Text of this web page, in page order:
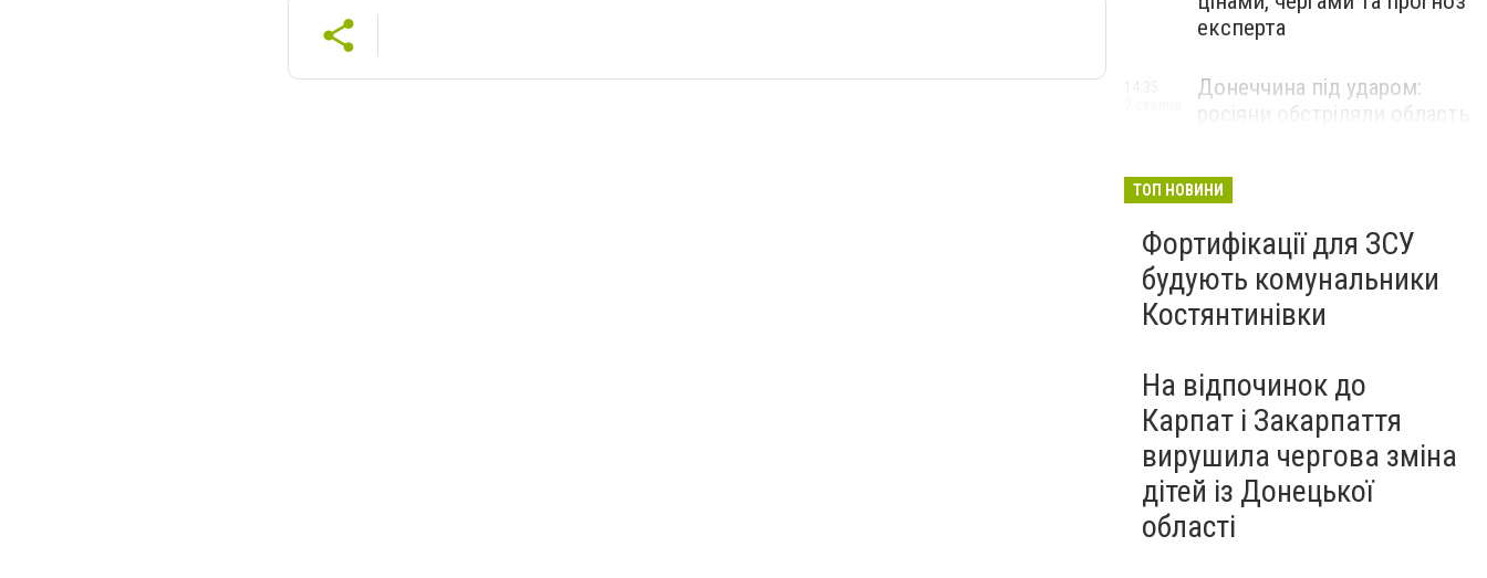
експерта
Донеччина під ударом:
росіяни обстріляли область
ТОП НОВИНИ
Фортифікації для ЗСУ
будують комунальники
Костянтинівки
На відпочинок до
Карпат і Закарпаття
вирушила чергова зміна
дітей із Донецької
області